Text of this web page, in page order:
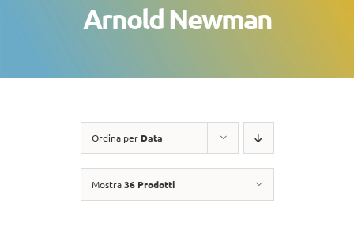
Arnold Newman
Ordina per Data
Mostra36 Prodotti